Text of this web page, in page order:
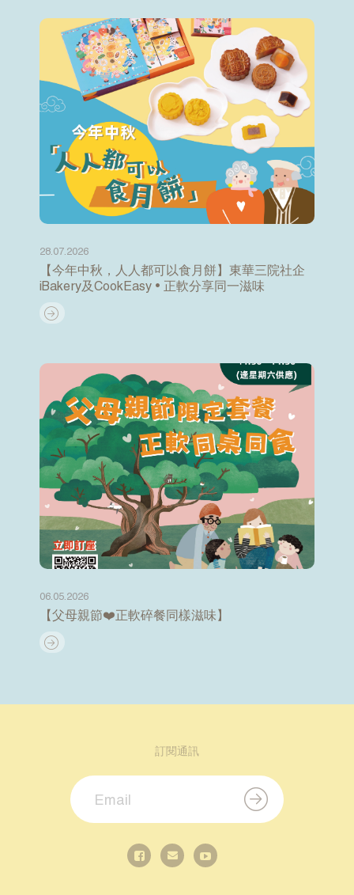
28.07.2026
【今年中秋，人人都可以食月餅】東華三院社企
iBakery及CookEasy • 正軟分享同一滋味
06.05.2026
【父母親節❤️正軟碎餐同樣滋味】
訂閱通訊